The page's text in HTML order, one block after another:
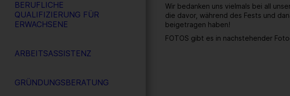
BERUFLICHE
QUALIFIZIERUNG FÜR
ERWACHSENE
ARBEITSASSISTENZ
GRÜNDUNGSBERATUNG
Wir bedanken uns vielmals bei all
die davor, während des Fests und
beigetragen haben!
FOTOS gibt es in nachstehender